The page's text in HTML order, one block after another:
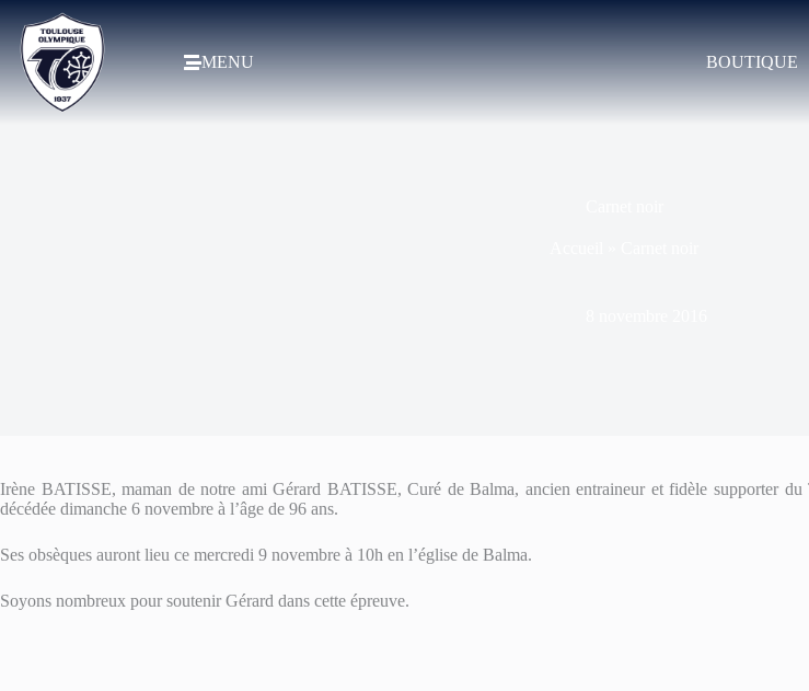
MENU BOUTIQUE
Irène BATISSE, maman de notre ami Gérard BATISSE, Curé de Balma, ancien entraineur et fidèle supporter du
décédée dimanche 6 novembre à l’âge de 96 ans.
Ses obsèques auront lieu ce mercredi 9 novembre à 10h en l’église de Balma.
Soyons nombreux pour soutenir Gérard dans cette épreuve.